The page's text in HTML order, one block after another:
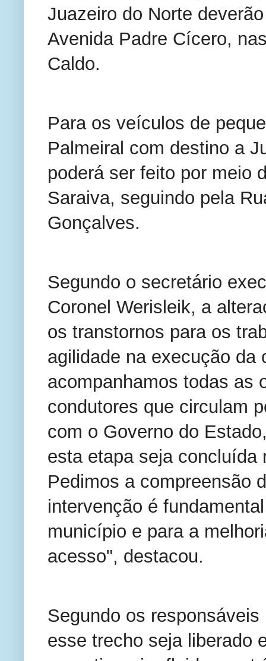
Juazeiro do Norte
Avenida Padre Cícero,
Caldo.
Para os veículos de
Palmeiral com destino a
poderá ser feito por meio
Saraiva, seguindo pela
Gonçalves.
Segundo o secretário
Coronel Werisleik, a
os transtornos para os
agilidade na execução da
acompanhamos todas as
condutores que circulam
com o Governo do
esta etapa seja
Pedimos a compreensão
intervenção é
município e para a
acesso", destacou.
Segundo os
esse trecho seja liberado